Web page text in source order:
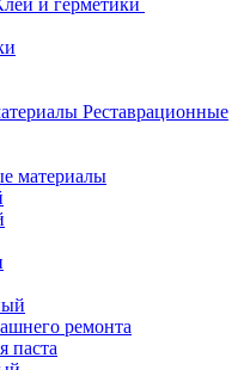
и герметики
Реставрационные
материалы
ремонта
паста